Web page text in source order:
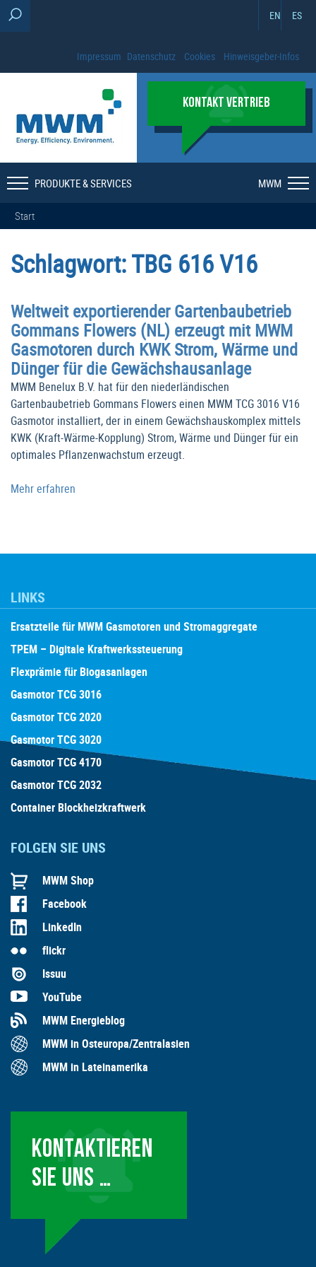
EN ES
Impressum Datenschutz Cookies Hinweisgeber-Infos
KONTAKT VERTRIEB
PRODUKTE & SERVICES MWM
Start
Schlagwort:TBG 616 V16
Weltweit exportierender Gartenbaubetrieb
Gommans Flowers (NL) erzeugt mit MWM
Gasmotoren durch KWK Strom, Wärme und
Dünger für die Gewächshausanlage
MWM Benelux B.V. hat für den niederländischen
Gartenbaubetrieb Gommans Flowers einen MWM TCG 3016 V16
Gasmotor installiert, der in einem Gewächshauskomplex mittels
KWK (Kraft-Wärme-Kopplung) Strom, Wärme und Dünger für ein
optimales Pflanzenwachstum erzeugt.
Mehr erfahren
LINKS
Ersatzteile für MWM Gasmotoren und Stromaggregate
TPEM – Digitale Kraftwerkssteuerung
Flexprämie für Biogasanlagen
Gasmotor TCG 3016
Gasmotor TCG 2020
Gasmotor TCG 3020
Gasmotor TCG 4170
Gasmotor TCG 2032
Container Blockheizkraftwerk
FOLGEN SIE UNS
MWM Shop
Facebook
LinkedIn
flickr
Issuu
YouTube
MWM Energieblog
MWM in Osteuropa/Zentralasien
MWM in Lateinamerika
KONTAKTIEREN
SIE UNS …